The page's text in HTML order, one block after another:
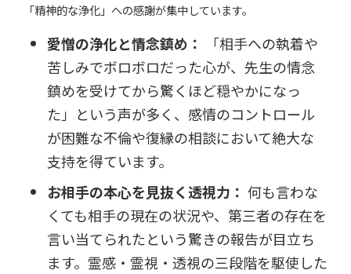
「精神的な浄化」への感謝が集中しています。
愛憎の浄化と情念鎮め：
「相手への執着や
苦しみでボロボロだった心が、先生の情念
鎮めを受けてから驚くほど穏やかになっ
た」という声が多く、感情のコントロール
が困難な不倫や復縁の相談において絶大な
支持を得ています。
お相手の本心を見抜く透視力： 何も言わな
くても相手の現在の状況や、第三者の存在を
言い当てられたという驚きの報告が目立ち
ます。霊感・霊視・透視の三段階を駆使した